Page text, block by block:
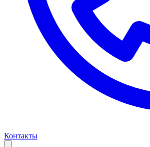
Контакты